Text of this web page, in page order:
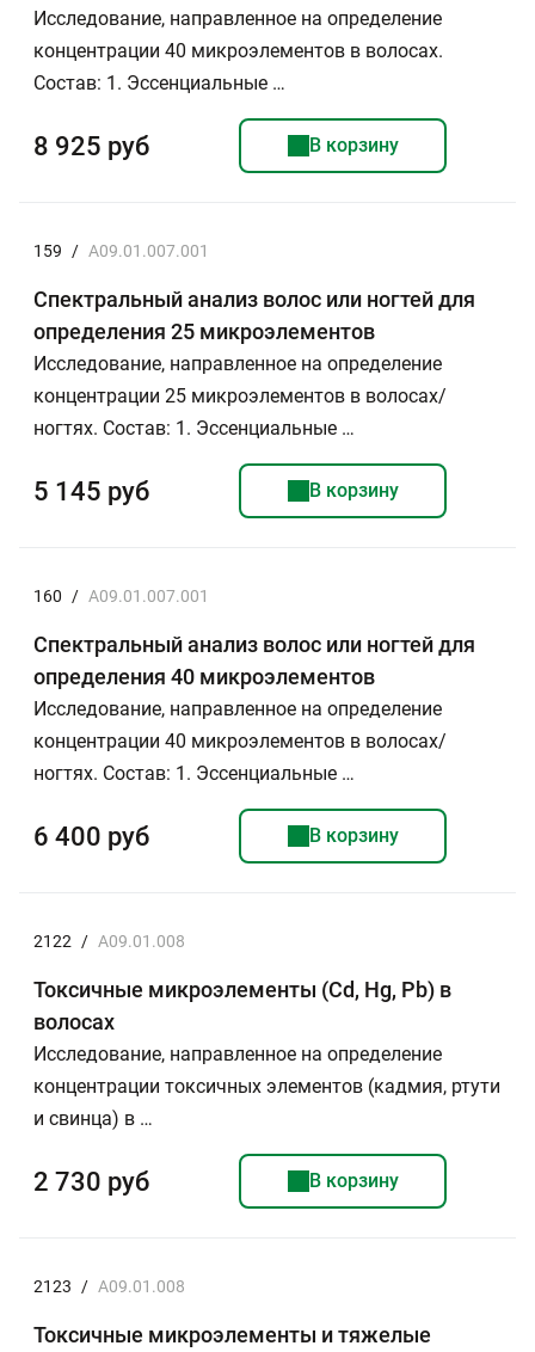
Исследование, направленное на определение
концентрации 40 микроэлементов в волосах.
Состав: 1. Эссенциальные …
8 925 руб В корзину
159 / A09.01.007.001
Спектральный анализ волос или ногтей для
определения 25 микроэлементов
Исследование, направленное на определение
концентрации 25 микроэлементов в волосах/
ногтях. Состав: 1. Эссенциальные …
5 145 руб В корзину
160 / A09.01.007.001
Спектральный анализ волос или ногтей для
определения 40 микроэлементов
Исследование, направленное на определение
концентрации 40 микроэлементов в волосах/
ногтях. Состав: 1. Эссенциальные …
6 400 руб В корзину
2122 / A09.01.008
Токсичные микроэлементы (Cd, Hg, Pb) в
волосах
Исследование, направленное на определение
концентрации токсичных элементов (кадмия, ртути
и свинца) в …
2 730 руб В корзину
2123 / A09.01.008
Токсичные микроэлементы и тяжелые